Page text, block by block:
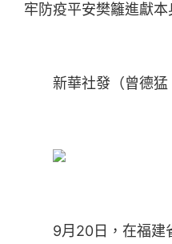
牢防疫平安樊籬進獻本
新華社發（曾德猛
9月20日，在福建